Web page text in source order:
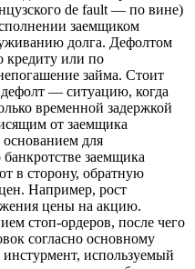
de fault — по вине)
заемщиком
долга. Дефолтом
кредиту или по
займа. Стоит
— ситуацию, когда
временной задержкой
от заемщика
основанием для
заемщика
в сторону, обратную
Например, рост
цены на акцию.
стоп-ордеров, после чего
согласно основному
используемый